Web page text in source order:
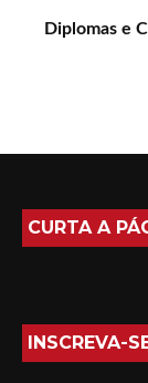
Diplomas e
CURTA A
INSCREVA-